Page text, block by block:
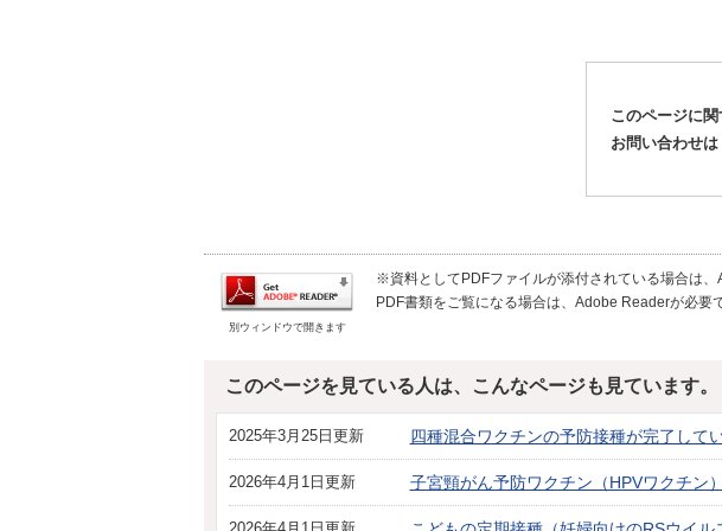
このページに関
お問い合わせは
別ウィンドウで開きます
※資料としてPDFファイルが添付されている場合は、
PDF書類をご覧になる場合は、Adobe Readerが必要
このページを見ている人は、こんなページも見ています。
2025年3月25日更新 四種混合ワクチンの予防接種が完了して
2026年4月1日更新 子宮頸がん予防ワクチン（HPVワクチン